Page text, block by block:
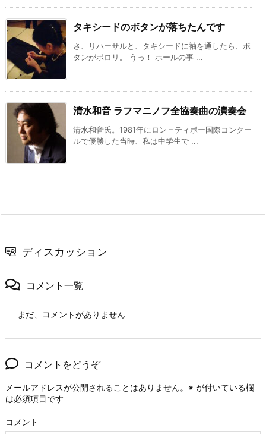
タキシードのボタンが落ちたんです
さ、リハーサルと、タキシードに袖を通したら、ボ
タンがポロリ。 うっ！ ホールの事 ...
清水和音 ラフマニノフ全協奏曲の演奏会
清水和音氏。1981年にロン＝ティボー国際コンクー
ルで優勝した当時、私は中学生で ...
ディスカッション
コメント一覧
まだ、コメントがありません
コメントをどうぞ
メールアドレスが公開されることはありません。 ※ が付いている欄
は必須項目です
コメント